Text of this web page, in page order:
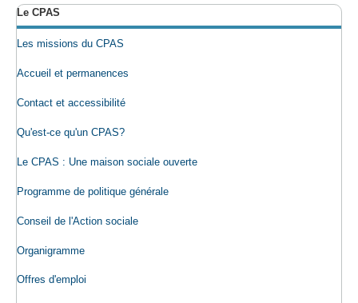
Le CPAS
Les missions du CPAS
Accueil et permanences
Contact et accessibilité
Qu'est-ce qu'un CPAS?
Le CPAS : Une maison sociale ouverte
Programme de politique générale
Conseil de l'Action sociale
Organigramme
Offres d'emploi